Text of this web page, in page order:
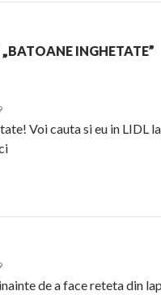
INGHETATE”
Voi cauta si eu in LIDL
de a face reteta din